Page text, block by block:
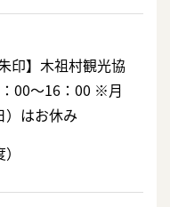
印】木祖村観光協
00～16：00 ※月
）はお休み